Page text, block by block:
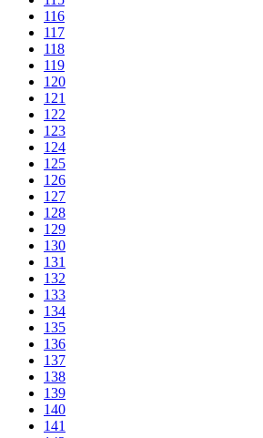
116
117
118
119
120
121
122
123
124
125
126
127
128
129
130
131
132
133
134
135
136
137
138
139
140
141